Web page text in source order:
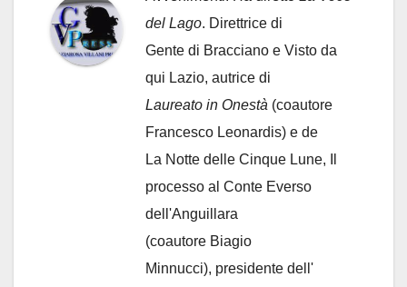
del Lago. Direttrice di
Gente di Bracciano e Visto da
qui Lazio, autrice di
Laureato in Onestà (coautore
Francesco Leonardis) e de
La Notte delle Cinque Lune, Il
processo al Conte Everso
dell'Anguillara
(coautore Biagio
Minnucci), presidente dell'